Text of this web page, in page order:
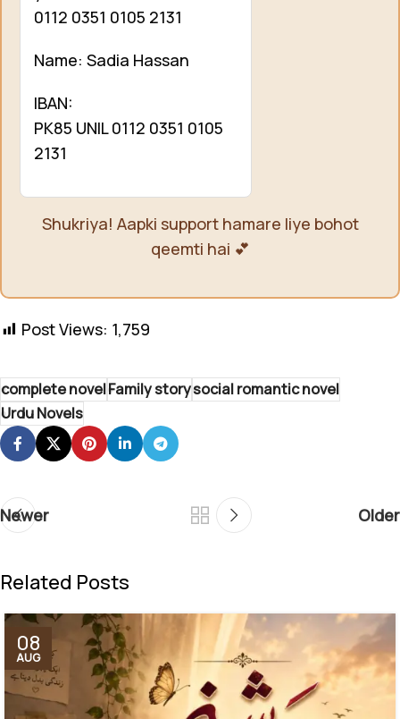
0112 0351 0105 2131
Name: Sadia Hassan
IBAN:
PK85 UNIL 0112 0351 0105
2131
Shukriya! Aapki support hamare liye bohot
qeemti hai 💕
Post Views: 1,759
complete novelFamily storysocial romantic novel
Urdu Novels
Newer Older
Related Posts
08
AUG